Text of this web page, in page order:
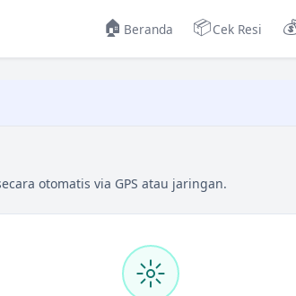
🏠 Beranda 📦Cek Resi
otomatis via GPS atau jaringan.